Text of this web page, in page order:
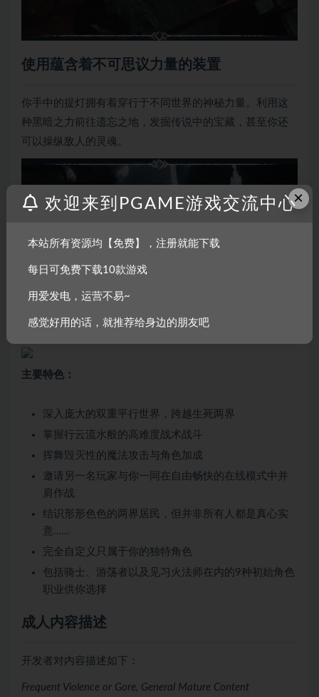
使用蕴含着不可思议力量的装置
你手中的提灯拥有着穿行于不同世界的神秘力量。利用这
种黑暗之力前往遗忘之地，发掘传说中的宝藏，甚至你还
可以操纵敌人的灵魂。
起死回生
拥而至的地狱怪物，你才能够得到重返人世的机会。
主要特色：
深入庞大的双重平行世界，跨越生死两界
掌握行云流水般的高难度战术战斗
挥舞毁灭性的魔法攻击与角色加成
邀请另一名玩家与你一同在自由畅快的在线模式中并
肩作战
结识形形色色的两界居民，但并非所有人都是真心实
意……
完全自定义只属于你的独特角色
包括骑士、游荡者以及见习火法师在内的9种初始角色
职业供你选择
成人内容描述
开发者对内容描述如下：
Frequent Violence or Gore, General Mature Content
×
欢迎来到PGAME游戏交流中心
本站所有资源均【免费】，注册就能下载
每日可免费下载10款游戏
用爱发电，运营不易~
感觉好用的话，就推荐给身边的朋友吧